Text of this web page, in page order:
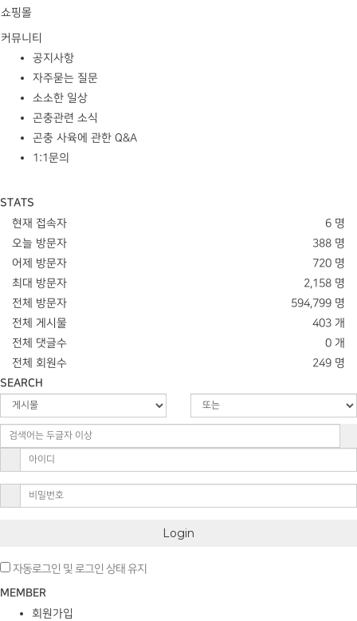
쇼핑몰
커뮤니티
공지사항
자주묻는 질문
소소한 일상
곤충관련 소식
곤충 사육에 관한 Q&A
1:1문의
STATS
6 명
현재 접속자
388 명
오늘 방문자
720 명
어제 방문자
2,158 명
최대 방문자
594,799 명
전체 방문자
403 개
전체 게시물
0 개
전체 댓글수
249 명
전체 회원수
SEARCH
Login
자동로그인 및 로그인 상태 유지
MEMBER
회원가입